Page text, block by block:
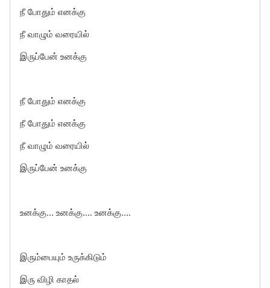
நீ போதும் எனக்கு
நீ வாழும் வரையில்
இருப்பேன் உனக்கு
நீ போதும் எனக்கு
நீ போதும் எனக்கு
நீ வாழும் வரையில்
இருப்பேன் உனக்கு
உனக்கு… உனக்கு…. உனக்கு….
இரும்பையும் உருக்கிடும்
இரு விழி காதல்